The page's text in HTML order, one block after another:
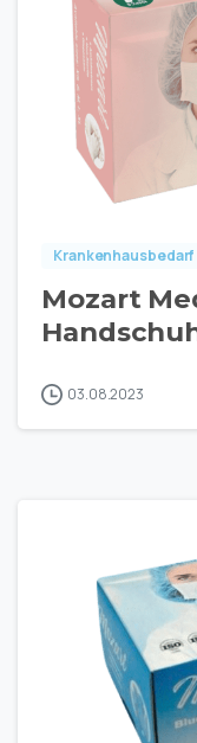
Krankenhausbedarf
Mozart
03.08.2023